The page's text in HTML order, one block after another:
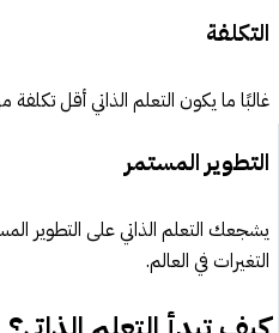
التكلفة
غالبًا ما يكون التعلم الذاتي أقل تكلفة
التطوير المستمر
يشجعك التعلم الذاتي على التطوير
التغيرات في العالم.